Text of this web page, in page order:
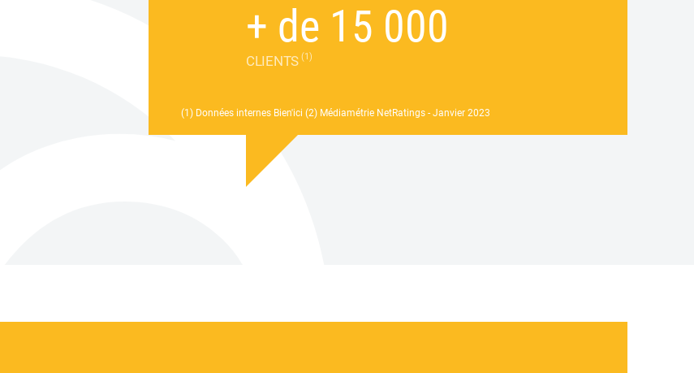
+ de 15 000
CLIENTS (1)
(1) Données internes Bien'ici (2) Médiamétrie NetRatings - Janvier 2023